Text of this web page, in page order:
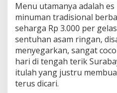
b
u
a
d
i
G
u
Menu utamanya adalah
minuman tradisional
seharga Rp 3.000 per
sentuhan asam ringan,
menyegarkan, sangat
hari di tengah terik
itulah yang justru
terus dicari.